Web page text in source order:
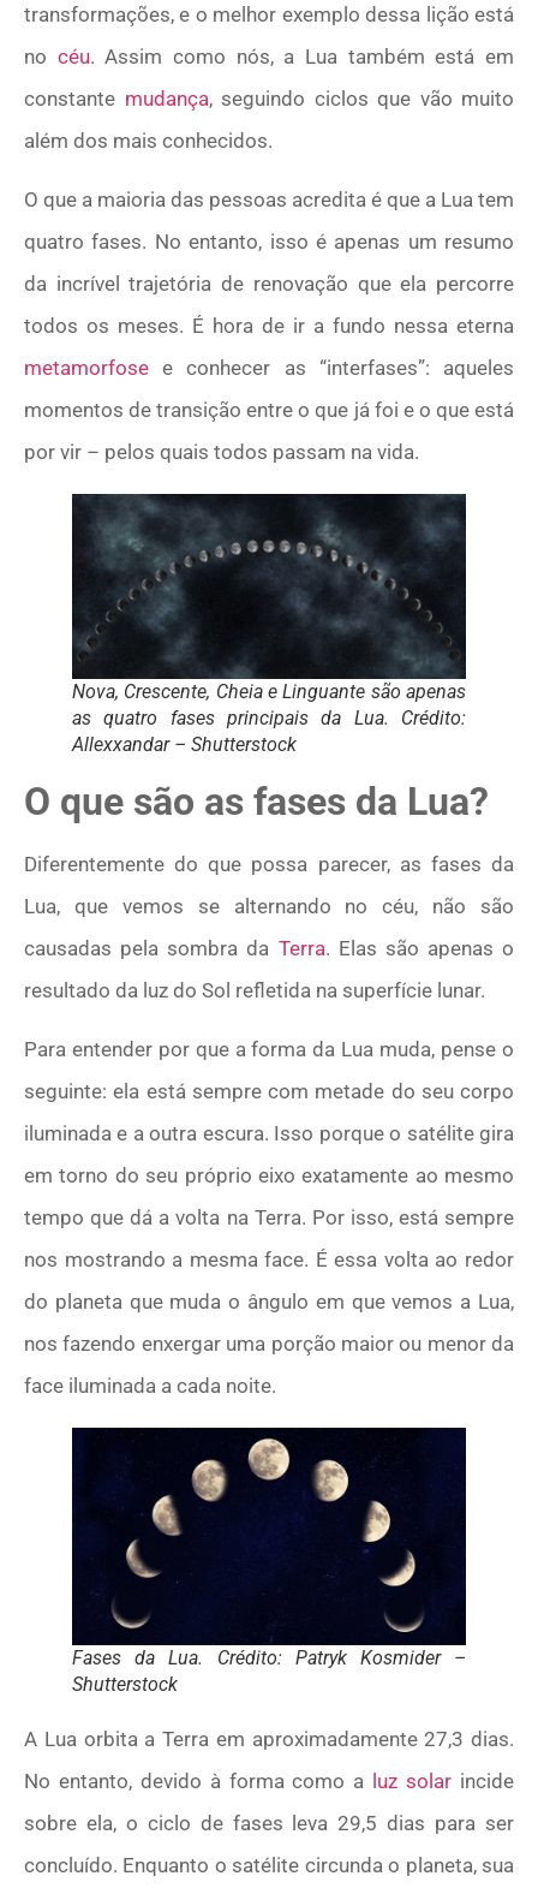
transformações, e o melhor exemplo dessa lição está
no céu. Assim como nós, a Lua também está em
constante mudança, seguindo ciclos que vão muito
além dos mais conhecidos.
O que a maioria das pessoas acredita é que a Lua tem
quatro fases. No entanto, isso é apenas um resumo
da incrível trajetória de renovação que ela percorre
todos os meses. É hora de ir a fundo nessa eterna
metamorfosee conhecer as “interfases”: aqueles
momentos de transição entre o que já foi e o que está
por vir – pelos quais todos passam na vida.
Nova, Crescente, Cheia e Linguante são apenas
as quatro fases principais da Lua. Crédito:
Allexxandar – Shutterstock
O que são as fases da Lua?
Diferentemente do que possa parecer, as fases da
Lua, que vemos se alternando no céu, não são
causadas pela sombra da Terra. Elas são apenas o
resultado da luz do Sol refletida na superfície lunar.
Para entender por que a forma da Lua muda, pense o
seguinte: ela está sempre com metade do seu corpo
iluminada e a outra escura. Isso porque o satélite gira
em torno do seu próprio eixo exatamente ao mesmo
tempo que dá a volta na Terra. Por isso, está sempre
nos mostrando a mesma face. É essa volta ao redor
do planeta que muda o ângulo em que vemos a Lua,
nos fazendo enxergar uma porção maior ou menor da
face iluminada a cada noite.
Fases da Lua. Crédito: Patryk Kosmider –
Shutterstock
A Lua orbita a Terra em aproximadamente 27,3 dias.
No entanto, devido à forma como a luz solar incide
sobre ela, o ciclo de fases leva 29,5 dias para ser
concluído. Enquanto o satélite circunda o planeta, sua